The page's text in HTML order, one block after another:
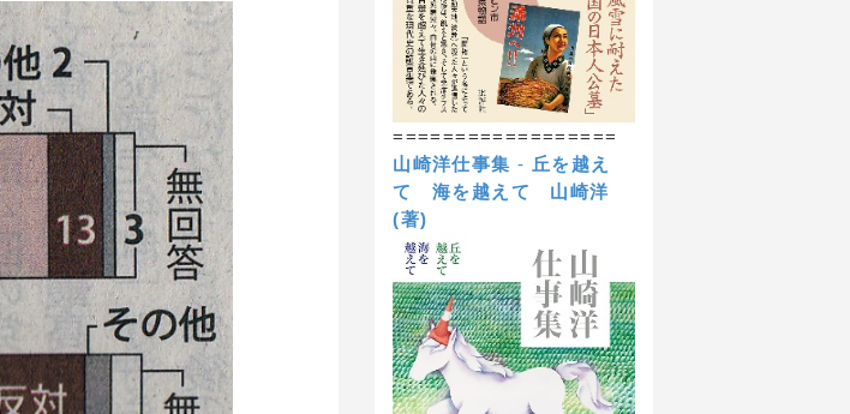
==================
山崎洋仕事集 - 丘を越え
て 海を越えて
山崎洋
(著)